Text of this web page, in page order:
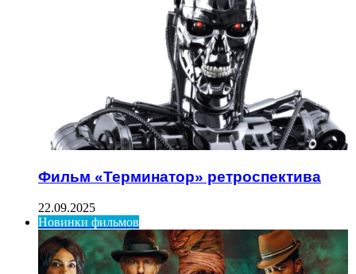
Фильм «Терминатор» ретроспектива
22.09.2025
Новинки фильмов